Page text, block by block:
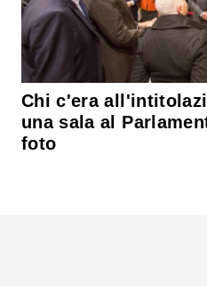
Chi c'era
una sala al
foto